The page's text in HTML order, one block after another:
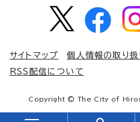
サイトマップ 個人情報の取り
RSS配信について
Copyright © The City of